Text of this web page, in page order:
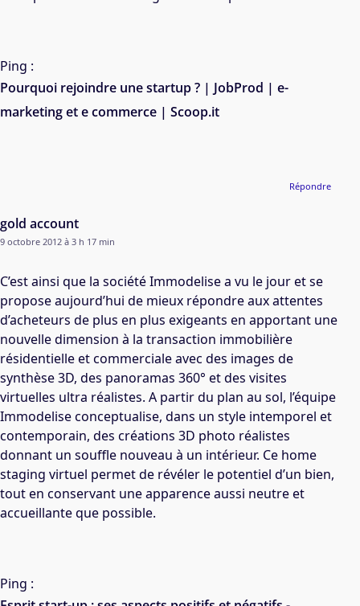
Ping :
Pourquoi rejoindre une startup ? | JobProd | e-
marketing et e commerce | Scoop.it
gold account
9 octobre 2012 à 3 h 17 min
C’est ainsi que la société Immodelise a vu le jour et se
propose aujourd’hui de mieux répondre aux attentes
d’acheteurs de plus en plus exigeants en apportant une
nouvelle dimension à la transaction immobilière
résidentielle et commerciale avec des images de
synthèse 3D, des panoramas 360° et des visites
virtuelles ultra réalistes. A partir du plan au sol, l’équipe
Immodelise conceptualise, dans un style intemporel et
contemporain, des créations 3D photo réalistes
donnant un souffle nouveau à un intérieur. Ce home
staging virtuel permet de révéler le potentiel d’un bien,
tout en conservant une apparence aussi neutre et
accueillante que possible.
Répondre
Ping :